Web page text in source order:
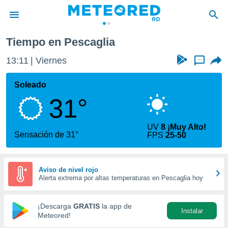
de
ha sido
calidad.
a este
las
y
forma
digital
basada
Tiempo en Pescaglia
13:11 Viernes ...
Soleado
31°
Sensación de 31°
UV8 ¡Muy Alto!
FPS25-50
Aviso de nivel rojo
Alerta extrema por altas temperaturas en Pescaglia hoy
¡Descarga GRATIS la app de
Meteored!
Instalar